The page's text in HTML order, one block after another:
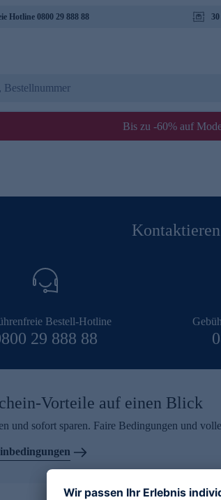
Hotline 0800 29 888 88
Bis zu -60% auf
Bestell-Hotline
29 888 88
Vorteile auf einen Blick
und sofort sparen. Faire Bedingungen und